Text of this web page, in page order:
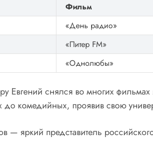
Фильм
«День радио»
«Питер FM»
«Однолюбы»
Евгений снялся во многих
до комедийных, проявив свою
— яркий представитель